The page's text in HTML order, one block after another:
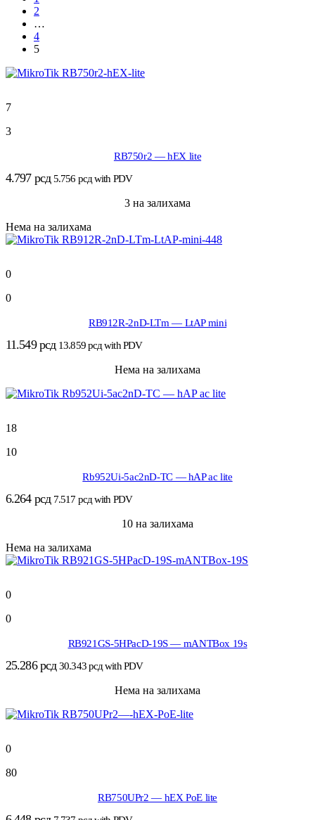
2
…
4
5
7
3
RB750r2 — hEX lite
4.797 рсд 5.756 рсдwith PDV
3 на залихама
Нема на залихама
0
0
RB912R-2nD-LTm — LtAP mini
11.549рсд 13.859рсдwith PDV
Нема на залихама
18
10
Rb952Ui-5ac2nD-TC — hAP ac lite
6.264 рсд 7.517 рсдwith PDV
10 на залихама
Нема на залихама
0
0
RB921GS-5HPacD-19S — mANTBox 19s
25.286рсд 30.343рсдwith PDV
Нема на залихама
0
80
RB750UPr2 — hEX PoE lite